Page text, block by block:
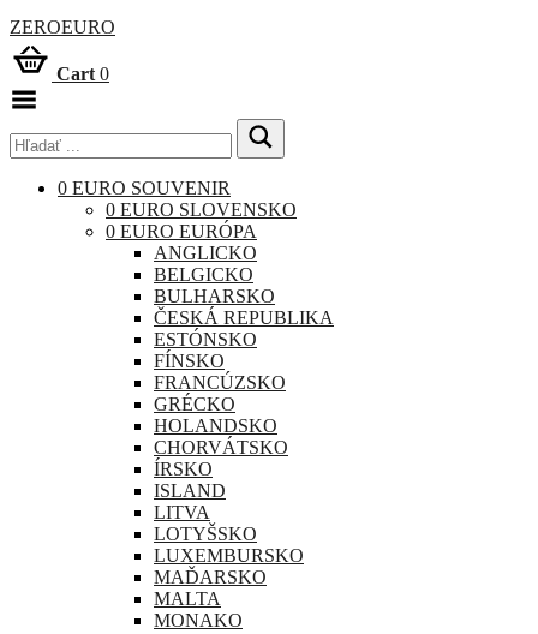
ZEROEURO
Cart 0
0 EURO SOUVENIR
0 EURO SLOVENSKO
0 EURO EURÓPA
ANGLICKO
BELGICKO
BULHARSKO
ČESKÁ REPUBLIKA
ESTÓNSKO
FÍNSKO
FRANCÚZSKO
GRÉCKO
HOLANDSKO
CHORVÁTSKO
ÍRSKO
ISLAND
LITVA
LOTYŠSKO
LUXEMBURSKO
MAĎARSKO
MALTA
MONAKO